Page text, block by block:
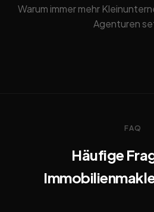
Warum immer mehr
Agenturen
FAQ
Häufige